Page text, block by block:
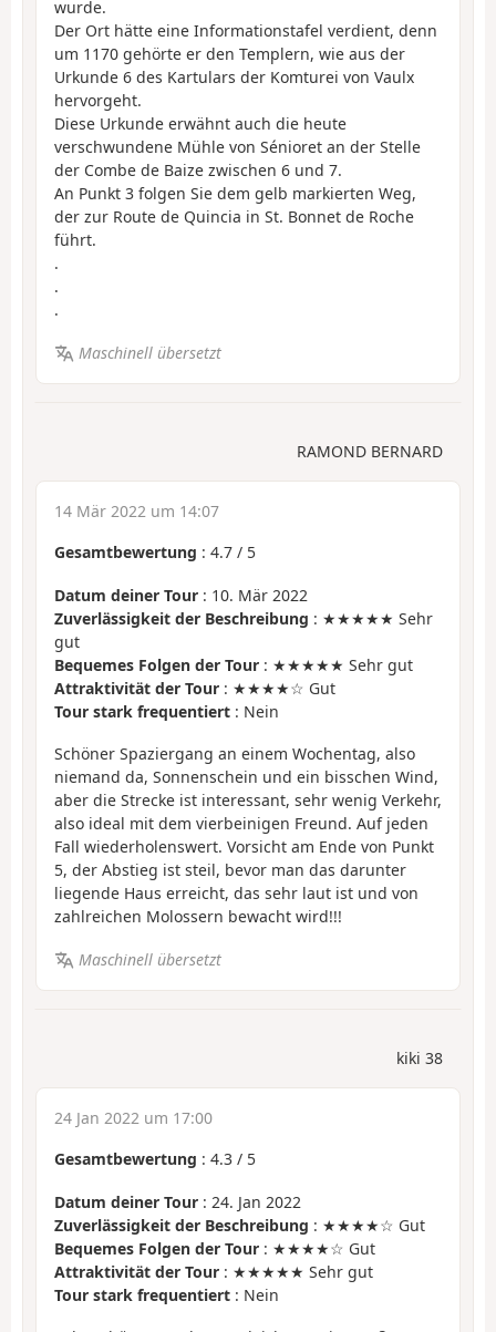
wurde.
Der Ort hätte eine Informationstafel verdient, denn
um 1170 gehörte er den Templern, wie aus der
Urkunde 6 des Kartulars der Komturei von Vaulx
hervorgeht.
Diese Urkunde erwähnt auch die heute
verschwundene Mühle von Sénioret an der Stelle
der Combe de Baize zwischen 6 und 7.
An Punkt 3 folgen Sie dem gelb markierten Weg,
der zur Route de Quincia in St. Bonnet de Roche
führt.
.
.
.
Maschinell übersetzt
RAMOND BERNARD
14 Mär 2022 um 14:07
Gesamtbewertung : 4.7 / 5
Datum deiner Tour : 10. Mär 2022
Zuverlässigkeit der Beschreibung : ★★★★★ Sehr
gut
Bequemes Folgen der Tour : ★★★★★ Sehr gut
Attraktivität der Tour : ★★★★☆ Gut
Tour stark frequentiert : Nein
Schöner Spaziergang an einem Wochentag, also
niemand da, Sonnenschein und ein bisschen Wind,
aber die Strecke ist interessant, sehr wenig Verkehr,
also ideal mit dem vierbeinigen Freund. Auf jeden
Fall wiederholenswert. Vorsicht am Ende von Punkt
5, der Abstieg ist steil, bevor man das darunter
liegende Haus erreicht, das sehr laut ist und von
zahlreichen Molossern bewacht wird!!!
Maschinell übersetzt
kiki 38
24 Jan 2022 um 17:00
Gesamtbewertung : 4.3 / 5
Datum deiner Tour : 24. Jan 2022
Zuverlässigkeit der Beschreibung : ★★★★☆ Gut
Bequemes Folgen der Tour : ★★★★☆ Gut
Attraktivität der Tour : ★★★★★ Sehr gut
Tour stark frequentiert : Nein